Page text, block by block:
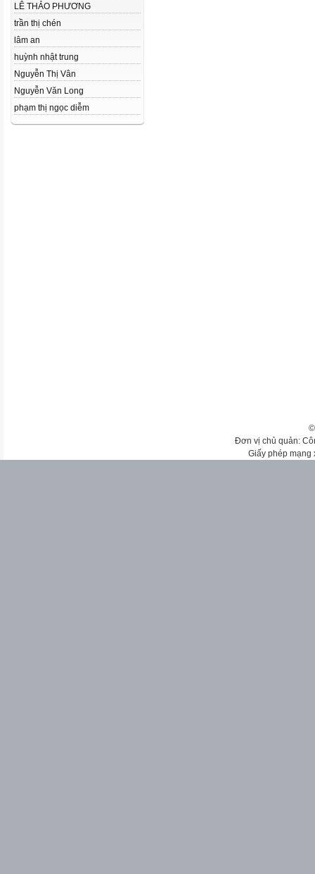
LÊ THẢO PHƯƠNG
trần thị chén
lâm an
huỳnh nhật trung
Nguyễn Thị Vân
Nguyễn Văn Long
phạm thị ngọc diễm
Đơn vị chủ quản:
Giấy phép mạng